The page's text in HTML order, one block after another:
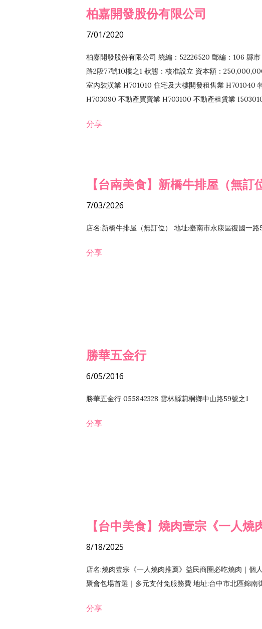
柏嘉開發股份有限公司
7/01/2020
柏嘉開發股份有限公司 統編：52226520 郵編：106 縣
路2段77號10樓之1 狀態：核准設立 資本額：
室內裝潢業 H701010 住宅及大樓開發租售業 H701040
H703090 不動產買賣業 H703100 不動產租賃業
分享
【台南美食】新橋牛排屋（無訂
7/03/2026
店名:新橋牛排屋（無訂位） 地址:臺南市永康區復國一
分享
勝華五金行
6/05/2016
勝華五金行 055842328 雲林縣莿桐鄉中山路59號之1
分享
【台中美食】燒肉壹宗《一人
8/18/2025
店名:燒肉壹宗《一人燒肉推薦》益民商圈必吃燒肉｜個
聚會包場首選｜多元支付免服務費 地址:台中市北區錦南
分享